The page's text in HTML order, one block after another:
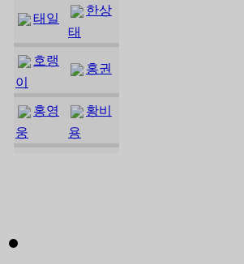
태일
한상
태
호랭
이
홍권
홍영
웅
황비
용